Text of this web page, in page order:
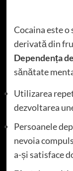
Cocaina este
derivată din
Dependența
sănătate
Utilizarea
dezvoltarea
Persoanele
nevoia
a-și satisface